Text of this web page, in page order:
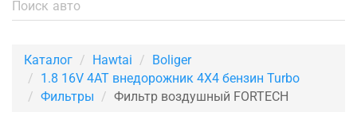
Каталог Hawtai
Boliger
1.8 16V 4AT внедорожник 4X4 бензин Turbo
Фильтры
Фильтр воздушный FORTECH